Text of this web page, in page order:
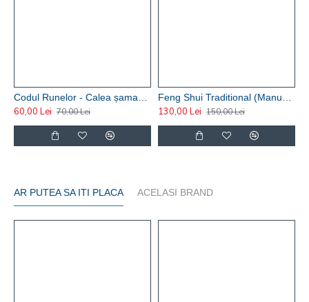
60,00 Lei 70,00 Lei 130,00 Lei 150,00 Lei
AR PUTEA SA ITI PLACA ACELASI BRAND